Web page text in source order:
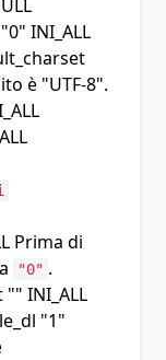
"0" INI_ALL
è "UTF-8".
Prima di
"0" .
"" INI_ALL
"1"